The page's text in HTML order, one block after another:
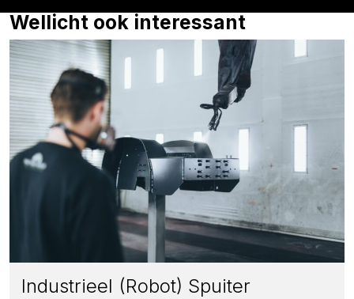
Wellicht ook interessant
Industrieel (Robot) Spuiter